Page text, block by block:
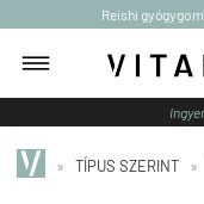
Reishi
» TÍPUS SZERINT »